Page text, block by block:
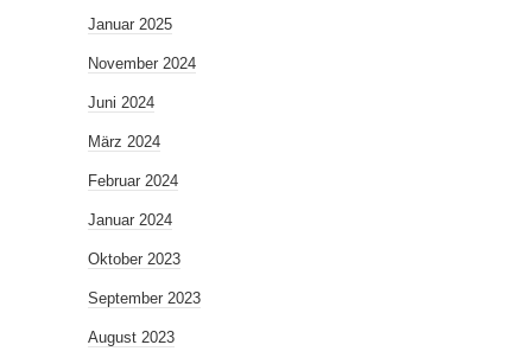
Januar 2025
November 2024
Juni 2024
März 2024
Februar 2024
Januar 2024
Oktober 2023
September 2023
August 2023